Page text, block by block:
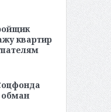
квартир
обман